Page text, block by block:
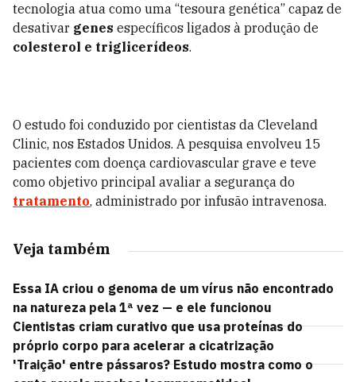
tecnologia atua como uma “tesoura genética” capaz de
desativar genes específicos ligados à produção de
colesterol e triglicerídeos.
O estudo foi conduzido por cientistas da Cleveland
Clinic, nos Estados Unidos. A pesquisa envolveu 15
pacientes com doença cardiovascular grave e teve
como objetivo principal avaliar a segurança do
tratamento, administrado por infusão intravenosa.
Veja também
Essa IA criou o genoma de um vírus não encontrado
na natureza pela 1ª vez — e ele funcionou
Cientistas criam curativo que usa proteínas do
próprio corpo para acelerar a cicatrização
'Traição' entre pássaros? Estudo mostra como o